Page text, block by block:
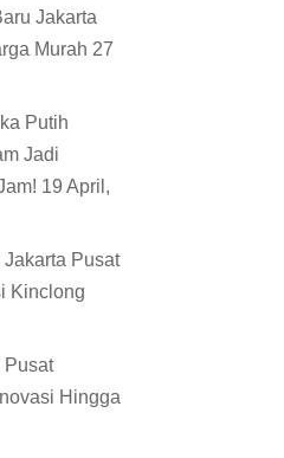
Jakarta
Murah 27
Putih
Jadi
19 April,
Pusat
Kinclong
Pusat
Hingga